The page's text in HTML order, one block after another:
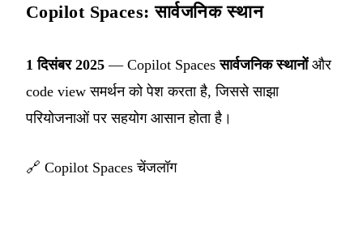
Copilot Spaces: सार्वजनिक स्थान
1 दिसंबर 2025 — Copilot Spacesसार्वजनिक स्थानोंऔर
code view समर्थन को पेश करता है, जिससे साझा
परियोजनाओं पर सहयोग आसान होता है।
🔗 Copilot Spaces चेंजलॉग